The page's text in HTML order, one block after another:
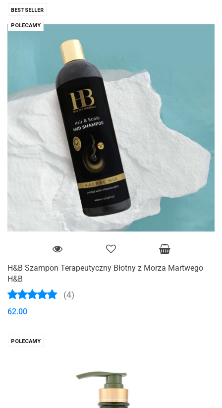
BESTSELLER
POLECAMY
H&B Szampon Terapeutyczny Błotny z Morza Martwego
H&B
(4)
62.00
POLECAMY